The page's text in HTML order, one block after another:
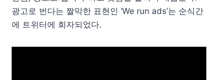
광고로 번다는 짤막한 표현인 ‘We run ads’는 순식간
에 트위터에 회자되었다.